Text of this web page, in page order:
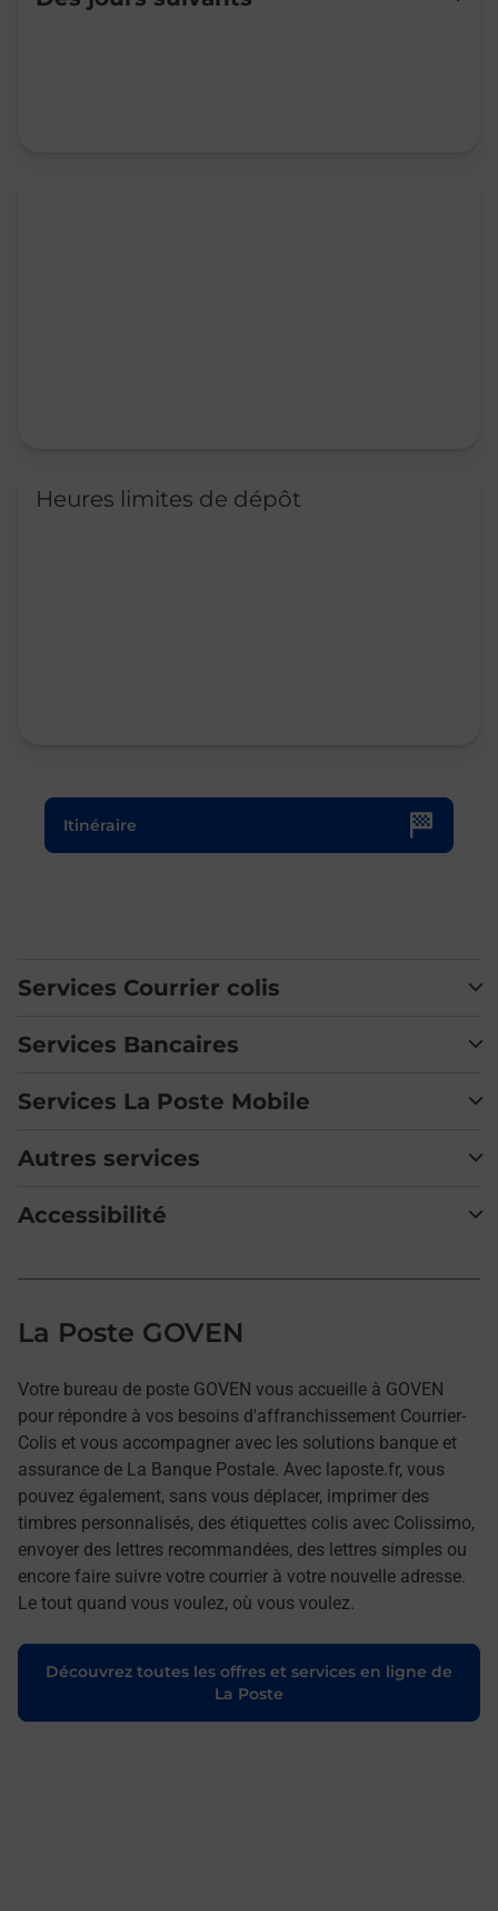
Heures limites de dépôt
Itinéraire
Le lien s'ouvre dans un nouvel onglet
Services Courrier colis
Services Bancaires
Services La Poste Mobile
Autres services
Accessibilité
La Poste GOVEN
Votre bureau de poste GOVEN vous accueille à GOVEN
pour répondre à vos besoins d'affranchissement Courrier-
Colis et vous accompagner avec les solutions banque et
assurance de La Banque Postale. Avec laposte.fr, vous
pouvez également, sans vous déplacer, imprimer des
timbres personnalisés, des étiquettes colis avec Colissimo,
envoyer des lettres recommandées, des lettres simples ou
encore faire suivre votre courrier à votre nouvelle adresse.
Le tout quand vous voulez, où vous voulez.
Découvrez toutes les offres et services en ligne de
La Poste